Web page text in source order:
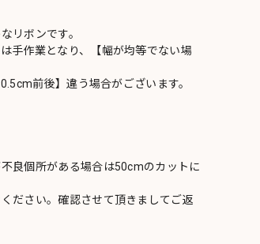
リボンです。
手作業となり、【幅が均等でない場
前後】違う場合がございます。
良個所がある場合は50cmのカットに
ださい。確認させて頂きましてご返